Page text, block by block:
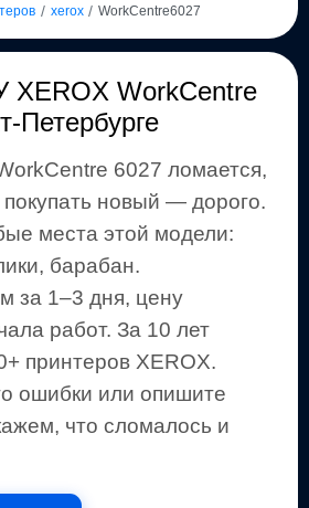
/ xerox / WorkCentre6027
XEROX WorkCentre
Петербурге
6027 ломается,
новый — дорого.
места этой модели:
барабан.
за 1–3 дня, цену
работ. За 10 лет
принтеровXEROX.
ошибки или опишите
что сломалось и